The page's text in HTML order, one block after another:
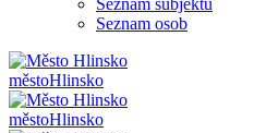
Seznam subjektů
Seznam osob
městoHlinsko
městoHlinsko